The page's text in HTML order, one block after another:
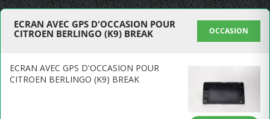
ECRAN AVEC GPS D'OCCASION POUR
CITROEN BERLINGO (K9) BREAK
OCCASION
ECRAN AVEC GPS D'OCCASION POUR
CITROEN BERLINGO (K9) BREAK